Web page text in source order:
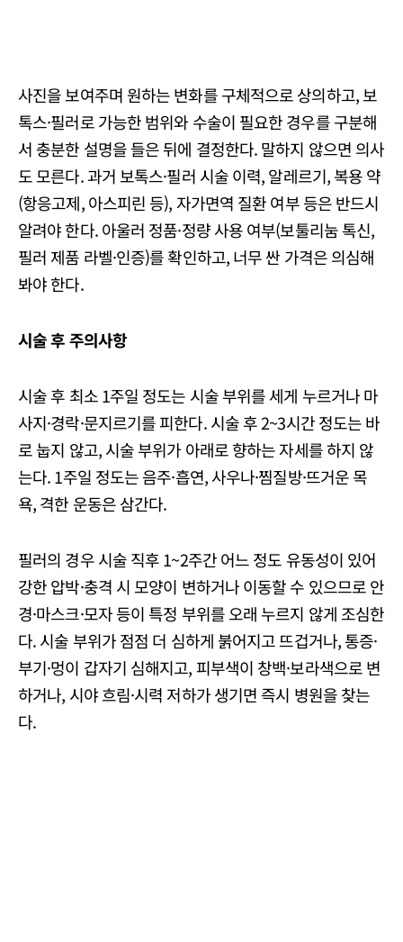
사진을 보여주며 원하는 변화를 구체적으로 상의하고, 보
톡스·필러로 가능한 범위와 수술이 필요한 경우를 구분해
서 충분한 설명을 들은 뒤에 결정한다. 말하지 않으면 의사
도 모른다. 과거 보톡스·필러 시술 이력, 알레르기, 복용 약
(항응고제, 아스피린 등), 자가면역 질환 여부 등은 반드시
알려야 한다. ​아울러 정품·정량 사용 여부(보툴리눔 톡신,
필러 제품 라벨·인증)를 확인하고, 너무 싼 가격은 의심해
봐야 한다.
시술 후 주의사항
시술 후 최소 1주일 정도는 시술 부위를 세게 누르거나 마
사지·경락·문지르기를 피한다. 시술 후 2~3시간 정도는 바
로 눕지 않고, 시술 부위가 아래로 향하는 자세를 하지 않
는다. 1주일 정도는 음주·흡연, 사우나·찜질방·뜨거운 목
욕, 격한 운동은 삼간다.
필러의 경우 시술 직후 1~2주간 어느 정도 유동성이 있어
강한 압박·충격 시 모양이 변하거나 이동할 수 있으므로 안
경·마스크·모자 등이 특정 부위를 오래 누르지 않게 조심한
다. 시술 부위가 점점 더 심하게 붉어지고 뜨겁거나, 통증·
부기·멍이 갑자기 심해지고, 피부색이 창백·보라색으로 변
하거나, 시야 흐림·시력 저하가 생기면 즉시 병원을 찾는
다.